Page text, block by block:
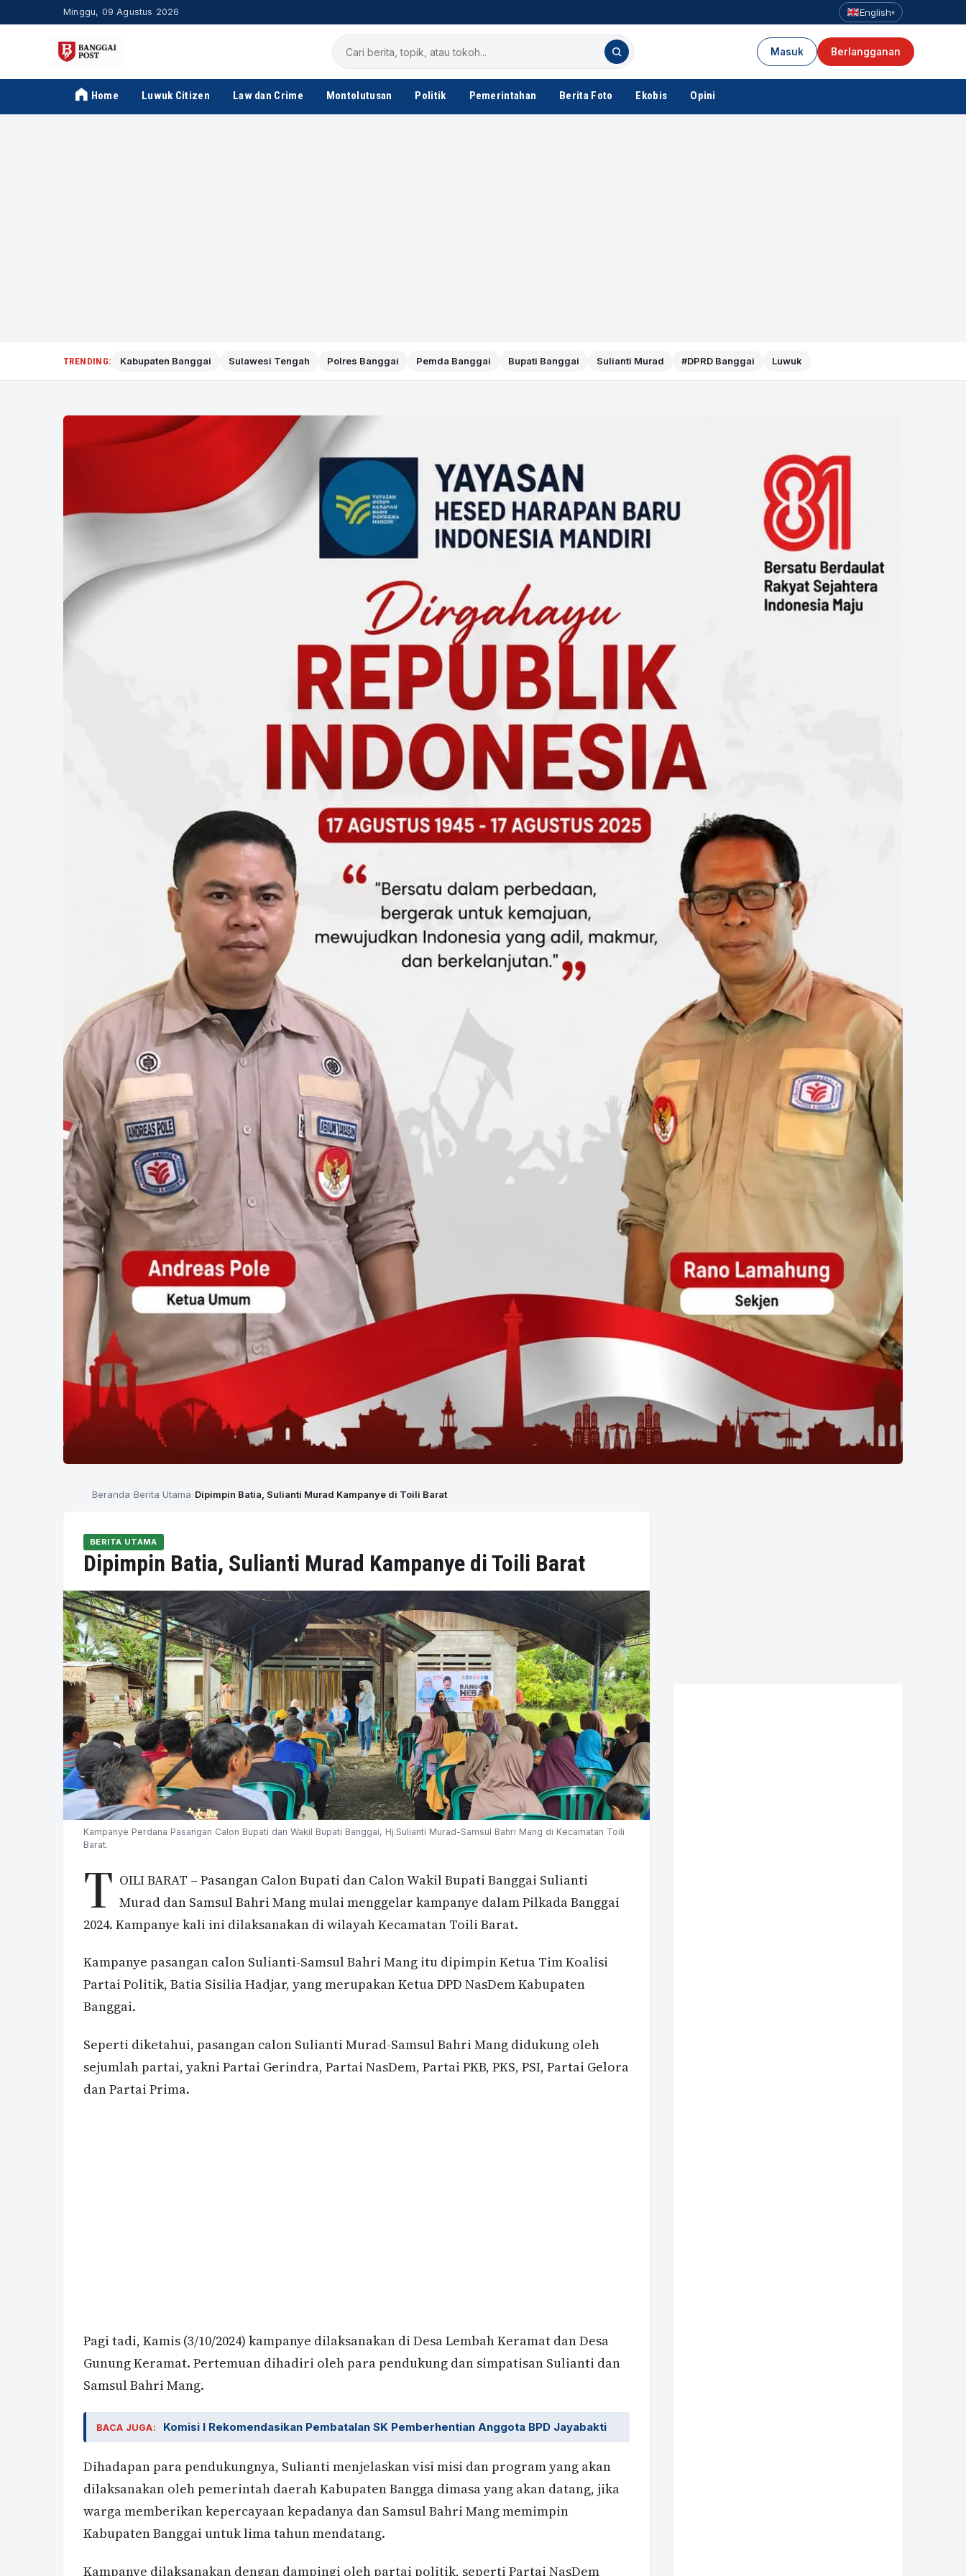
Minggu, 09 Agustus 2026 English▾
Cari
berita
Masuk Berlangganan
Home Luwuk Citizen Law dan Crime Montolutusan Politik Pemerintahan Berita Foto Ekobis Opini
TRENDING: Kabupaten Banggai Sulawesi Tengah Polres Banggai Pemda Banggai Bupati Banggai Sulianti Murad #DPRD Banggai Luwuk
Beranda Berita Utama Dipimpin Batia, Sulianti Murad Kampanye di Toili Barat
BERITA UTAMA
Dipimpin Batia, Sulianti Murad Kampanye di Toili Barat
Kampanye Perdana Pasangan Calon Bupati dan Wakil Bupati Banggai, Hj.Sulianti Murad-Samsul Bahri Mang di Kecamatan Toili
Barat.
T OILI BARAT – Pasangan Calon Bupati dan Calon Wakil Bupati Banggai Sulianti
Murad dan Samsul Bahri Mang mulai menggelar kampanye dalam Pilkada Banggai
2024. Kampanye kali ini dilaksanakan di wilayah Kecamatan Toili Barat.
Kampanye pasangan calon Sulianti-Samsul Bahri Mang itu dipimpin Ketua Tim Koalisi
Partai Politik, Batia Sisilia Hadjar, yang merupakan Ketua DPD NasDem Kabupaten
Banggai.
Seperti diketahui, pasangan calon Sulianti Murad-Samsul Bahri Mang didukung oleh
sejumlah partai, yakni Partai Gerindra, Partai NasDem, Partai PKB, PKS, PSI, Partai Gelora
dan Partai Prima.
Pagi tadi, Kamis (3/10/2024) kampanye dilaksanakan di Desa Lembah Keramat dan Desa
Gunung Keramat. Pertemuan dihadiri oleh para pendukung dan simpatisan Sulianti dan
Samsul Bahri Mang.
BACA JUGA: Komisi I Rekomendasikan Pembatalan SK Pemberhentian Anggota BPD Jayabakti
Dihadapan para pendukungnya, Sulianti menjelaskan visi misi dan program yang akan
dilaksanakan oleh pemerintah daerah Kabupaten Bangga dimasa yang akan datang, jika
warga memberikan kepercayaan kepadanya dan Samsul Bahri Mang memimpin
Kabupaten Banggai untuk lima tahun mendatang.
Kampanye dilaksanakan dengan dampingi oleh partai politik, seperti Partai NasDem